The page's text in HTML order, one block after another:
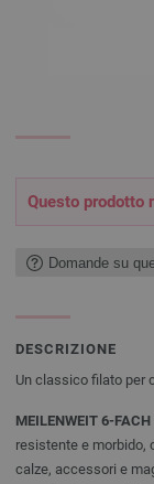
Questo prodotto
Domande su
DESCRIZIONE
Un classico filato per
MEILENWEIT 6-
resistente e morbido,
calze, accessori e